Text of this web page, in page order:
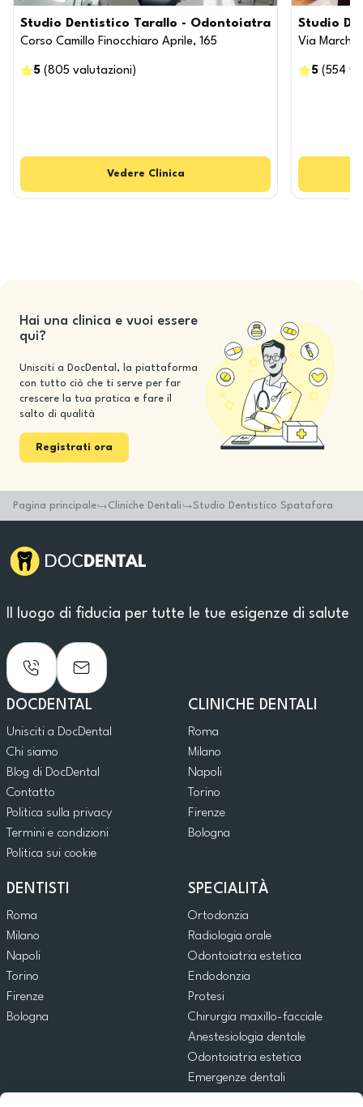
Studio Dentistico Tarallo - Odontoiatra
Corso Camillo Finocchiaro Aprile, 165
5 (805 valutazioni )
Vedere Clinica
Studio
Via
5 (554
Hai una clinica e vuoi essere
qui?
Unisciti a DocDental, la piattaforma
con tutto ciò che ti serve per far
crescere la tua pratica e fare il
salto di qualità
Registrati ora
Pagina principale Cliniche Dentali Studio Dentistico Spatafora
Il luogo di fiducia per tutte le tue esigenze di salute
DOCDENTAL
Unisciti a DocDental
Chi siamo
Blog di DocDental
Contatto
Politica sulla privacy
Termini e condizioni
Politica sui cookie
CLINICHE DENTALI
Roma
Milano
Napoli
Torino
Firenze
Bologna
DENTISTI
Roma
Milano
Napoli
Torino
Firenze
Bologna
SPECIALITÀ
Ortodonzia
Radiologia orale
Odontoiatria estetica
Endodonzia
Protesi
Chirurgia maxillo-facciale
Anestesiologia dentale
Odontoiatria estetica
Emergenze dentali